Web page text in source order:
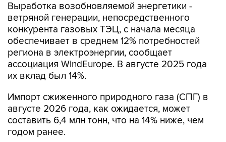
Выработка возобновляемой энергетики -
ветряной генерации, непосредственного
конкурента газовых ТЭЦ, с начала месяца
обеспечивает в среднем 12% потребностей
региона в электроэнергии, сообщает
ассоциация WindEurope. В августе 2025 года
их вклад был 14%.
Импорт сжиженного природного газа (СПГ) в
августе 2026 года, как ожидается, может
составить 6,4 млн тонн, что на 14% ниже, чем
годом ранее.